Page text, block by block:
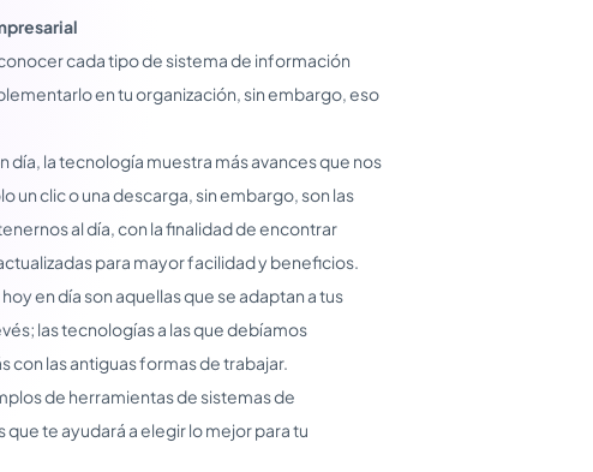
cada tipo de sistema de información
en tu organización, sin embargo, eso
día, la tecnología muestra más avances que nos
un clic o una descarga, sin embargo, son las
al día, con la finalidad de encontrar
para mayor facilidad y beneficios.
en día son aquellas que se adaptan a tus
las tecnologías a las que debíamos
con las antiguas formas de trabajar.
de herramientas de sistemas de
te ayudará a elegir lo mejor para tu